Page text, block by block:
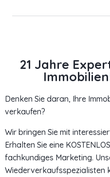
21 Jahre
Denken Sie daran, Ihre
verkaufen?
Wir bringen Sie mit
Erhalten Sie eine
fachkundiges Marketing.
Wiederverkaufsspezialisten